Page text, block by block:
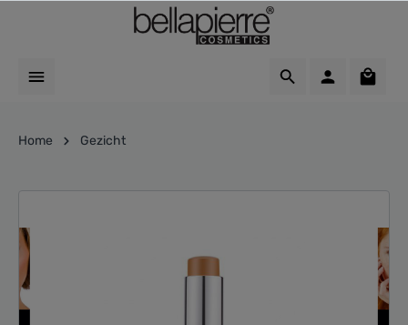
Home Gezicht